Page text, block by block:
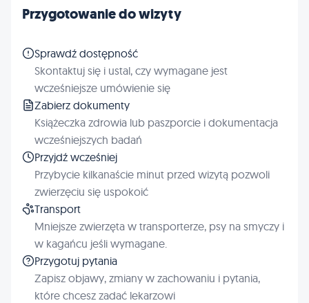
Przygotowanie do wizyty
Sprawdź dostępność
Skontaktuj się i ustal, czy wymagane jest
wcześniejsze umówienie się
Zabierz dokumenty
Książeczka zdrowia lub paszporcie i dokumentacja
wcześniejszych badań
Przyjdź wcześniej
Przybycie kilkanaście minut przed wizytą pozwoli
zwierzęciu się uspokoić
Transport
Mniejsze zwierzęta w transporterze, psy na smyczy i
w kagańcu jeśli wymagane.
Przygotuj pytania
Zapisz objawy, zmiany w zachowaniu i pytania,
które chcesz zadać lekarzowi